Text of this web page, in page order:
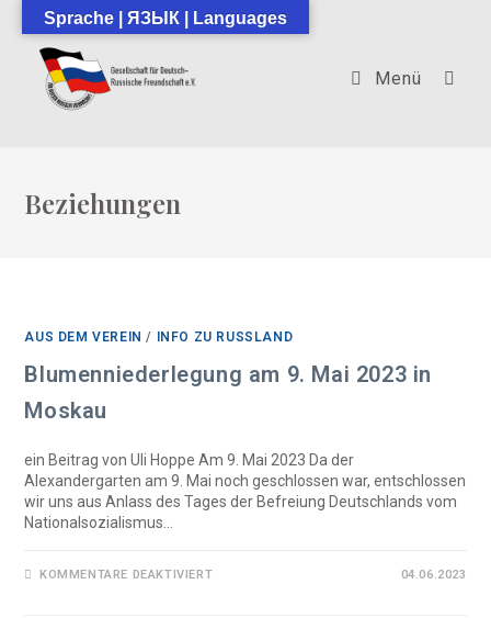
springen
Menü
Beziehungen
AUS DEM VEREIN / INFO ZU RUSSLAND
Blumenniederlegung am 9. Mai 2023 in
Moskau
ein Beitrag von Uli Hoppe Am 9. Mai 2023 Da der
Alexandergarten am 9. Mai noch geschlossen war, entschlossen
wir uns aus Anlass des Tages der Befreiung Deutschlands vom
Nationalsozialismus…
KOMMENTARE DEAKTIVIERTFÜR
04.06.2023
Sprache | ЯЗЫК | Languages